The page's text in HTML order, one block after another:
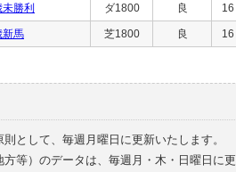
未勝利 ダ1800 良 16
新馬 芝1800 良 16
として、毎週月曜日に更新いたします。
等）のデータは、毎週月・木・日曜日に更